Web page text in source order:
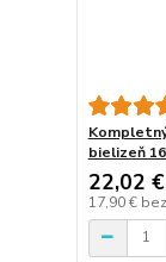
bielizeň
22,02 €
17,90 €